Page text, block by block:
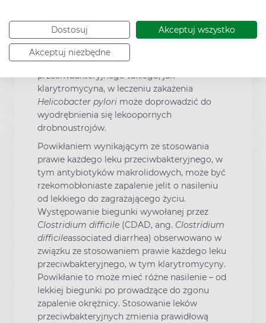
Dostosuj Akceptuj wszystko
Akceptuj niezbędne
brak łaknienia, żółtaczka, ciemna barwa
moczu, świąd lub bolesność brzucha.
Stosowanie każdego leku
przeciwbakteryjnego takiego, jak
klarytromycyna, w leczeniu zakażenia
Helicobacter pylori może doprowadzić do
wyodrębnienia się lekoopornych
drobnoustrojów.
Powikłaniem wynikającym ze stosowania
prawie każdego leku przeciwbakteryjnego, w
tym antybiotyków makrolidowych, może być
rzekomobłoniaste zapalenie jelit o nasileniu
od lekkiego do zagrażającego życiu.
Występowanie biegunki wywołanej przez
Clostridium difficile (CDAD, ang. Clostridium
difficileassociated diarrhea) obserwowano w
związku ze stosowaniem prawie każdego leku
przeciwbakteryjnego, w tym klarytromycyny.
Powikłanie to może mieć różne nasilenie – od
lekkiej biegunki po prowadzące do zgonu
zapalenie okrężnicy. Stosowanie leków
przeciwbakteryjnych zmienia prawidłową